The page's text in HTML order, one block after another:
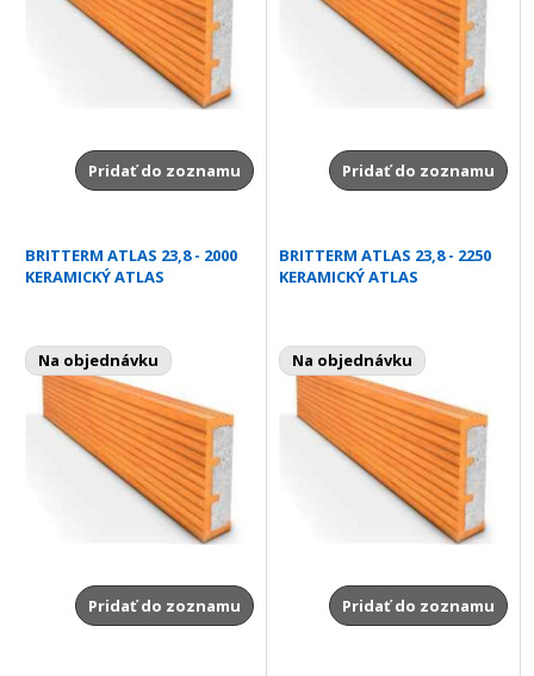
Pridať do zoznamu Pridať do zoznamu
BRITTERM ATLAS 23,8 - 2000
KERAMICKÝ ATLAS
Na objednávku
Pridať do zoznamu
BRITTERM ATLAS 23,8 - 2250
KERAMICKÝ ATLAS
Na objednávku
Pridať do zoznamu